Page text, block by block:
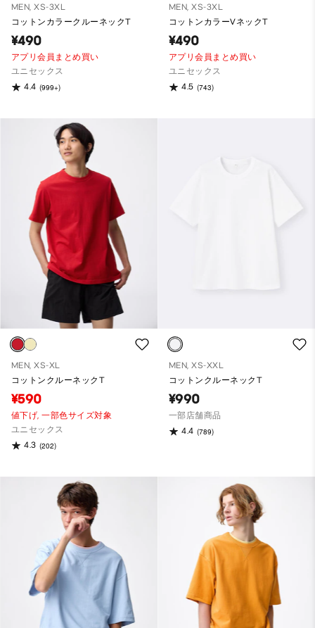
MEN, XS-3XL
コットンカラークルーネックT
¥490
アプリ会員まとめ買い
ユニセックス
4.4 (999+)
MEN, XS-3XL
コットンカラーVネックT
¥490
アプリ会員まとめ買い
ユニセックス
4.5 (743)
MEN, XS-XL
コットンクルーネックT
¥590
値下げ,一部色サイズ対象
ユニセックス
4.3 (202)
MEN, XS-XXL
コットンクルーネックT
¥990
一部店舗商品
4.4 (789)